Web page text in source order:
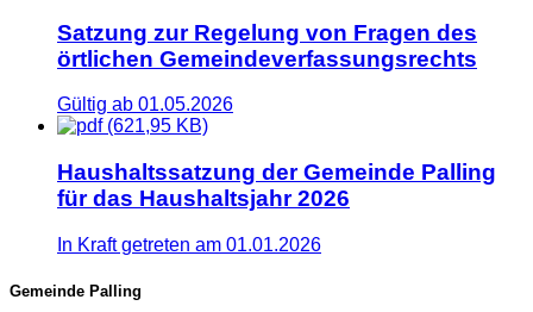
Satzung zur Regelung von Fragen des
örtlichen Gemeindeverfassungsrechts
Gültig ab 01.05.2026
(621,95 KB)
Haushaltssatzung der Gemeinde Palling
für das Haushaltsjahr 2026
In Kraft getreten am 01.01.2026
Gemeinde Palling